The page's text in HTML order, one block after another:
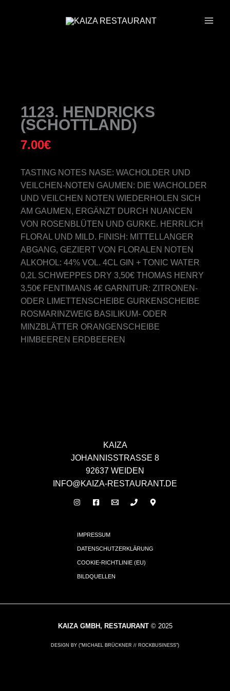
1123. HENDRICKS
(SCHOTTLAND)
7.00€
TASTING NOTES NASE: WACHOLDER UND
VEILCHEN-NOTEN GAUMEN: DIE WACHOLDER
UND VEILCHEN NOTEN WIEDERHOLEN SICH
AM GAUMEN, ERGÄNZT DURCH NUANCEN
VON ROSENBLÜTEN UND GURKE. HERRLICH
FLORAL UND MILD. FINISH: MITTELLANGER
ABGANG, GEZIERT VON FLORALEN NOTEN
ALKOHOL: 44% VOL. 4CL GIN + TONIC WATER
0,2L SCHWEPPES DRY 3,50€ THOMAS HENRY
3,50€ FENTIMANS 4€ GARNITUR: ZITRONEN-
ODER LIMETTENSCHEIBE GURKENSCHEIBE
ROSMARINZWEIG BASILIKUM- ODER
MINZBLÄTTER ORANGENSCHEIBE
HIMBEEREN ERDBEEREN
KAIZA
JOHANNISSTRASSE 8
92637 WEIDEN
INFO@KAIZA-RESTAURANT.DE
IMPRESSUM
DATENSCHUTZERKLÄRUNG
COOKIE-RICHTLINIE (EU)
BILDQUELLEN
KAIZA GMBH, RESTAURANT© 2025
DESIGN BY ("MICHAEL BRÜCKNER // ROCKBUSINESS")